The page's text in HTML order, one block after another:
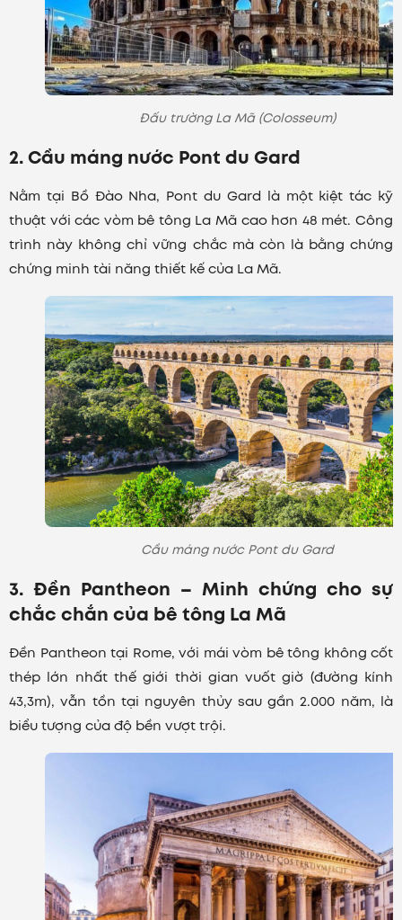
Đấu trường La Mã (Colosseum)
2. Cầu máng nước Pont du Gard
Nằm tại Bồ Đào Nha, Pont du Gard là một kiệt tác kỹ
thuật với các vòm bê tông La Mã cao hơn 48 mét. Công
trình này không chỉ vững chắc mà còn là bằng chứng
chứng minh tài năng thiết kế của La Mã.
Cầu máng nước Pont du Gard
3. Đền Pantheon – Minh chứng cho sự
chắc chắn của bê tông La Mã
Đền Pantheon tại Rome, với mái vòm bê tông không cốt
thép lớn nhất thế giới thời gian vuốt giờ (đường kính
43,3m), vẫn tồn tại nguyên thủy sau gần 2.000 năm, là
biểu tượng của độ bền vượt trội.